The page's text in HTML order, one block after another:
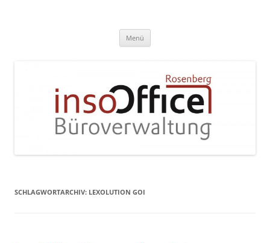
Menü
SCHLAGWORTARCHIV: LEXOLUTION GOI